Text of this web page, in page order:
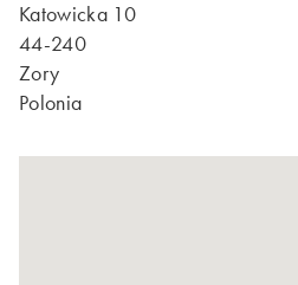
Katowicka 10
44-240
Zory
Polonia